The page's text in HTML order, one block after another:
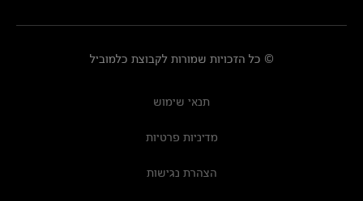
© כל הזכויות שמורות לקבוצת כלמוביל
תנאי שימוש
מדיניות פרטיות
הצהרת נגישות